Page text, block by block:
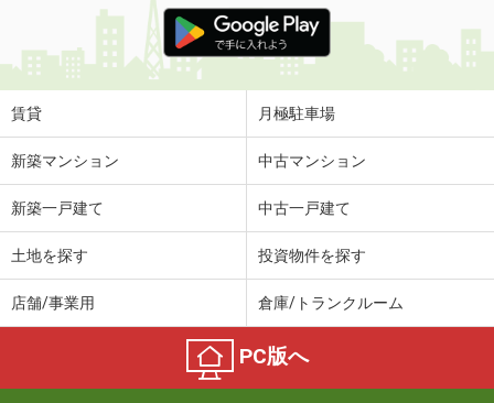
賃貸 月極駐車場
新築マンション 中古マンション
新築一戸建て 中古一戸建て
土地を探す 投資物件を探す
店舗/事業用 倉庫/トランクルーム
PC版へ